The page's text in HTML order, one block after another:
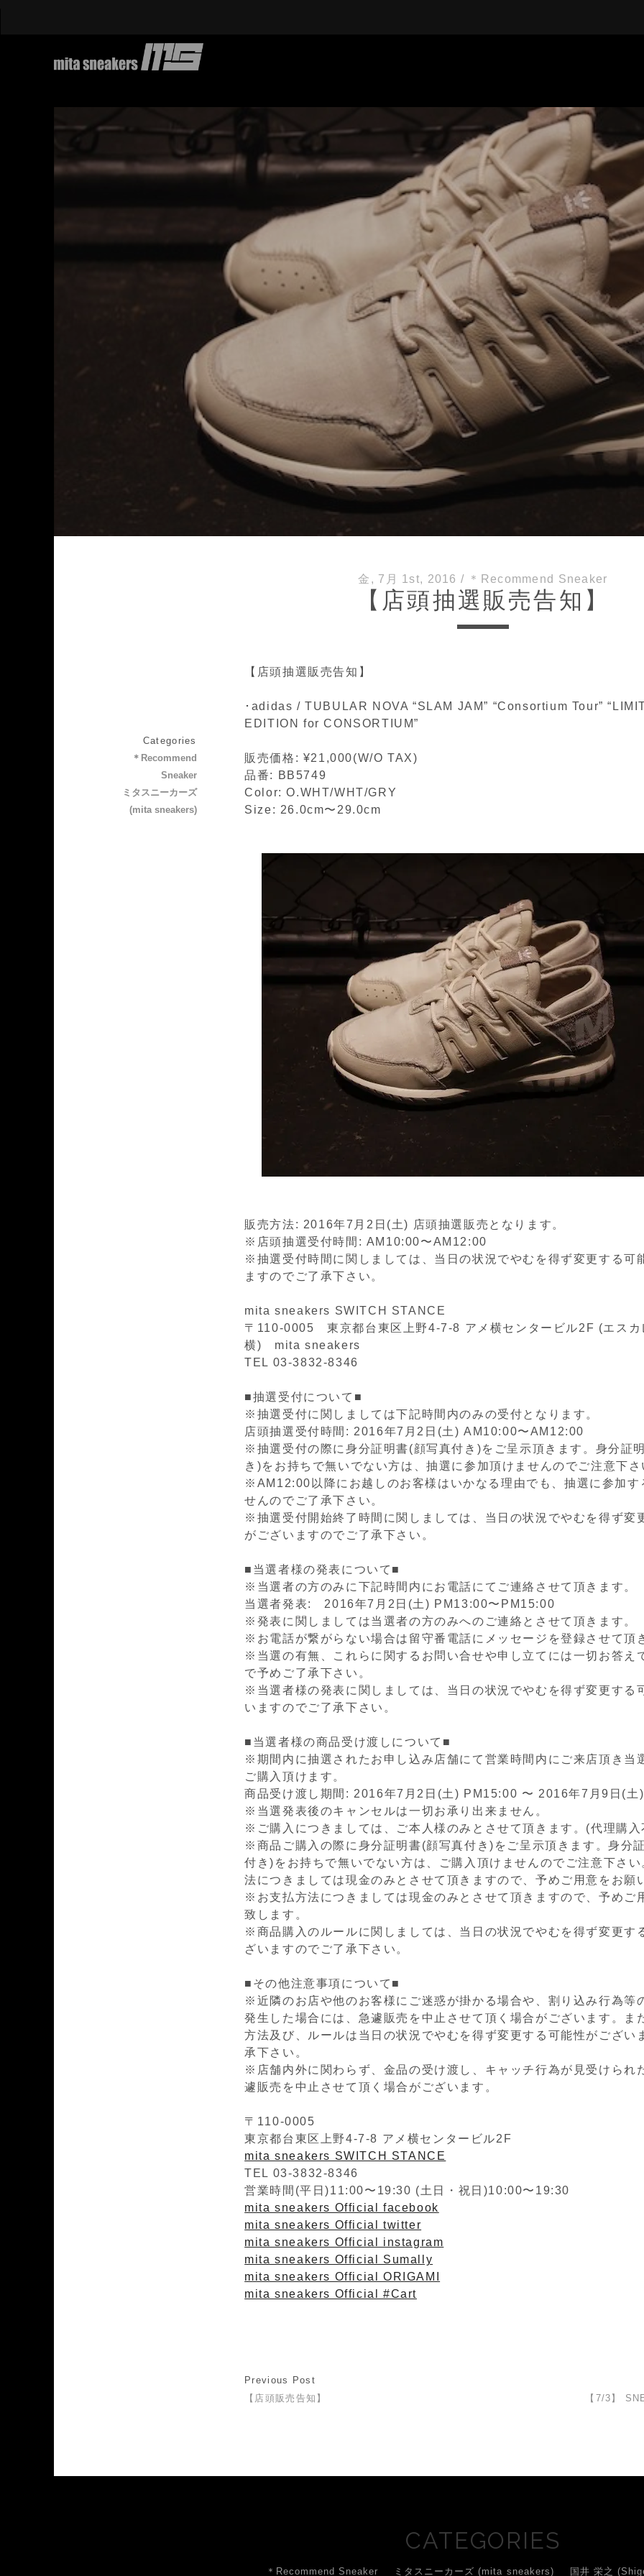
金, 7月 1st, 2016 / ＊Recommend Sneaker
【店頭抽選販売告知】
【店頭抽選販売告知】
･adidas / TUBULAR NOVA “SLAM JAM” “Consortium Tour”
EDITION for CONSORTIUM”
販売価格: ¥21,000(W/O TAX)
品番: BB5749
Color: O.WHT/WHT/GRY
Size: 26.0cm〜29.0cm
販売方法: 2016年7月2日(土) 店頭抽選販売となります。
※店頭抽選受付時間: AM10:00〜AM12:00
※抽選受付時間に関しましては、当日の状況でやむを得ず変更する可
ますのでご了承下さい。
mita sneakers SWITCH STANCE
〒110-0005 東京都台東区上野4-7-8 アメ横センタービル2F (エスカ
横) mita sneakers
TEL 03-3832-8346
■抽選受付について■
※抽選受付に関しましては下記時間内のみの受付となります。
店頭抽選受付時間: 2016年7月2日(土) AM10:00〜AM12:00
※抽選受付の際に身分証明書(顔写真付き)をご呈示頂きます。身分証
き)をお持ちで無いでない方は、抽選に参加頂けませんのでご注意下さ
※AM12:00以降にお越しのお客様はいかなる理由でも、抽選に参加す
せんのでご了承下さい。
※抽選受付開始終了時間に関しましては、当日の状況でやむを得ず変
がございますのでご了承下さい。
■当選者様の発表について■
※当選者の方のみに下記時間内にお電話にてご連絡させて頂きます。
当選者発表: 2016年7月2日(土) PM13:00〜PM15:00
※発表に関しましては当選者の方のみへのご連絡とさせて頂きます。
※お電話が繋がらない場合は留守番電話にメッセージを登録させて頂
※当選の有無、これらに関するお問い合せや申し立てには一切お答え
で予めご了承下さい。
※当選者様の発表に関しましては、当日の状況でやむを得ず変更する
いますのでご了承下さい。
■当選者様の商品受け渡しについて■
※期間内に抽選されたお申し込み店舗にて営業時間内にご来店頂き当
ご購入頂けます。
商品受け渡し期間: 2016年7月2日(土) PM15:00 〜 2016年7月9日(
※当選発表後のキャンセルは一切お承り出来ません。
※ご購入につきましては、ご本人様のみとさせて頂きます。(代理購入
※商品ご購入の際に身分証明書(顔写真付き)をご呈示頂きます。身分
付き)をお持ちで無いでない方は、ご購入頂けませんのでご注意下さ
法につきましては現金のみとさせて頂きますので、予めご用意をお願
※お支払方法につきましては現金のみとさせて頂きますので、予めご
致します。
※商品購入のルールに関しましては、当日の状況でやむを得ず変更す
ざいますのでご了承下さい。
■その他注意事項について■
※近隣のお店や他のお客様にご迷惑が掛かる場合や、割り込み行為等
発生した場合には、急遽販売を中止させて頂く場合がございます。ま
方法及び、ルールは当日の状況でやむを得ず変更する可能性がござい
承下さい。
※店舗内外に関わらず、金品の受け渡し、キャッチ行為が見受けられ
遽販売を中止させて頂く場合がございます。
〒110-0005
東京都台東区上野4-7-8 アメ横センタービル2F
mita sneakers SWITCH STANCE
TEL 03-3832-8346
営業時間(平日)11:00〜19:30 (土日・祝日)10:00〜19:30
mita sneakers Official facebook
mita sneakers Official twitter
mita sneakers Official instagram
mita sneakers Official Sumally
mita sneakers Official ORIGAMI
mita sneakers Official #Cart
Previous Post
【店頭販売告知】
【7/3】
Categories
＊Recommend
Sneaker
ミタスニーカーズ
(mita sneakers)
CATEGORIES
＊Recommend Sneaker ミタスニーカーズ (mita sneakers) 国井 栄之